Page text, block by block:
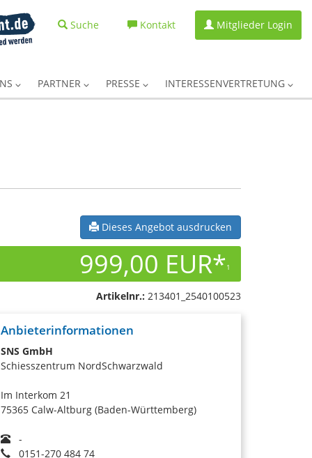
Suche Kontakt Mitglieder Login
PARTNER PRESSE INTERESSENVERTRETUNG
Dieses Angebot ausdrucken
999,00 EUR*1
Artikelnr.: 213401_2540100523
Anbieterinformationen
SNS GmbH
Schiesszentrum NordSchwarzwald
Im Interkom 21
75365 Calw-Altburg (Baden-Württemberg)
-
0151-270 484 74